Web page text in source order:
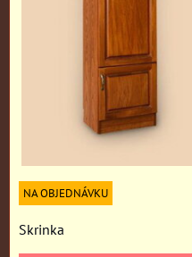
NA OBJEDNÁVKU
Skrinka